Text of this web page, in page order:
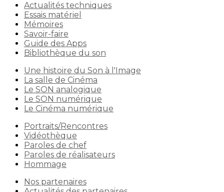
Actualités techniques
Essais matériel
Mémoires
Savoir-faire
Guide des Apps
Bibliothèque du son
Une histoire du Son à l'Image
La salle de Cinéma
Le SON analogique
Le SON numérique
Le Cinéma numérique
Portraits/Rencontres
Vidéothèque
Paroles de chef
Paroles de réalisateurs
Hommage
Nos partenaires